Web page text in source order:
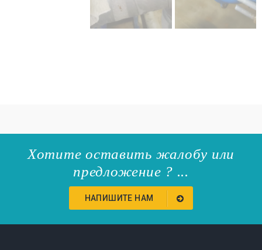
Хотите оставить жалобу или
предложение ? ...
НАПИШИТЕ НАМ